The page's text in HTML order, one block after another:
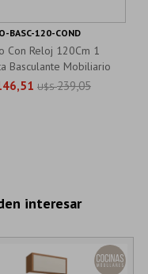
Con Reloj 120Cm 1
Basculante Mobiliario
U$S 239,05
BASC-120-COND
interesar